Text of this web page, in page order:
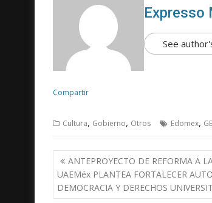
Expresso
See
Compartir
Cultura, Gobierno, Otros Edomex,
N
a
v
ANTEPROYECTO DE REFORMA A
UAEMéx PLANTEA FORTALECER
DEMOCRACIA Y DERECHOS